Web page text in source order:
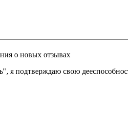
о новых отзывах
я подтверждаю свою